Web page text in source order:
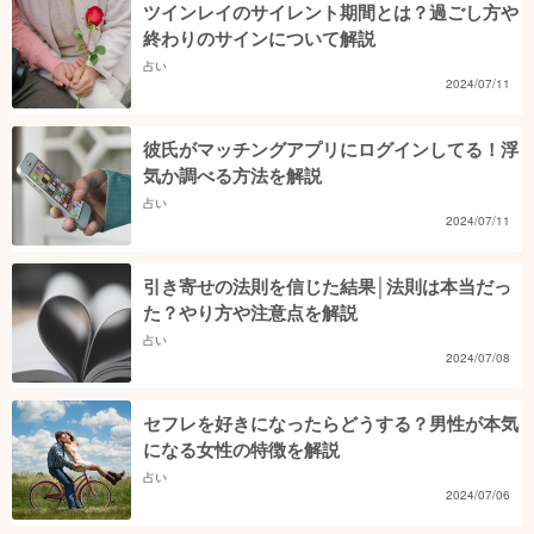
ツインレイのサイレント期間とは？過ごし方や
終わりのサインについて解説
占い
2024/07/11
彼氏がマッチングアプリにログインしてる！浮
気か調べる方法を解説
占い
2024/07/11
引き寄せの法則を信じた結果│法則は本当だっ
た？やり方や注意点を解説
占い
2024/07/08
セフレを好きになったらどうする？男性が本気
になる女性の特徴を解説
占い
2024/07/06